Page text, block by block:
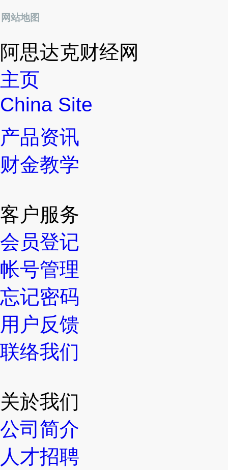
网站地图
阿思达克财经网
主页
China Site
产品资讯
财金教学
客户服务
会员登记
帐号管理
忘记密码
用户反馈
联络我们
关於我们
公司简介
人才招聘